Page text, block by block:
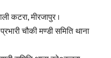
कटरा, मीरजापुर ।
चौकी मण्डी समिति थाना